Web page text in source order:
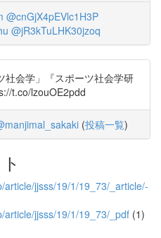
@cnGjX4pEVlc1H3P
@jR3kTuLHK30jzoq
社会学」『スポーツ社会学研
t.co/lzouOE2pdd
(投稿一覧)
article/jjsss/19/1/19_73/_article/-
article/jjsss/19/1/19_73/_pdf (1)